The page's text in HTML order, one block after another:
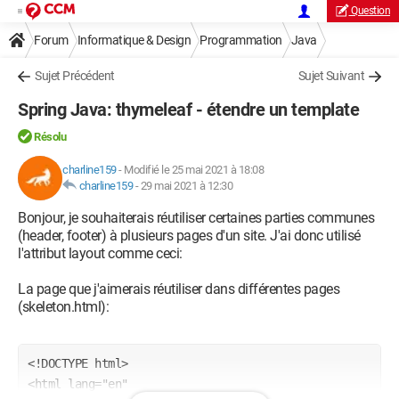
Question
Forum Informatique & Design Programmation Java
Sujet Précédent Sujet Suivant
Spring Java: thymeleaf - étendre un template
Résolu
charline159- Modifié le 25 mai 2021 à 18:08
charline159-29 mai 2021 à 12:30
Bonjour, je souhaiterais réutiliser certaines parties communes
(header, footer) à plusieurs pages d'un site. J'ai donc utilisé
l'attribut layout comme ceci:
La page que j'aimerais réutiliser dans différentes pages
(skeleton.html):
<!DOCTYPE html>
<html lang="en"